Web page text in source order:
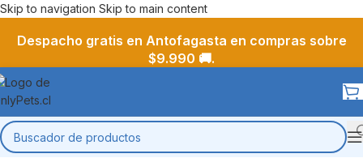
Skip to navigation Skip to main content
Despacho gratis en Antofagasta en compras sobre
$9.990 🚚.